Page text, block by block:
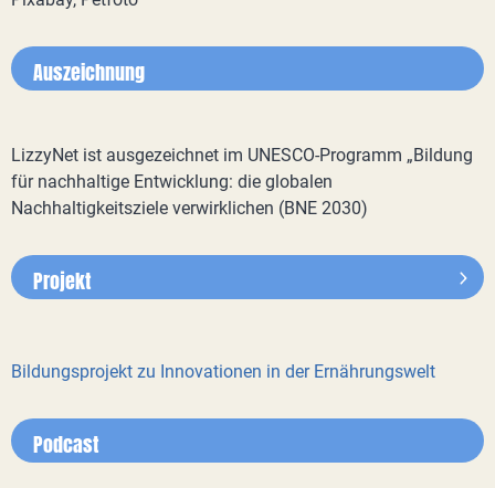
Auszeichnung
LizzyNet ist ausgezeichnet im UNESCO-Programm „Bildung
für nachhaltige Entwicklung: die globalen
Nachhaltigkeitsziele verwirklichen (BNE 2030)
Projekt
Bildungsprojekt zu Innovationen in der Ernährungswelt
Podcast